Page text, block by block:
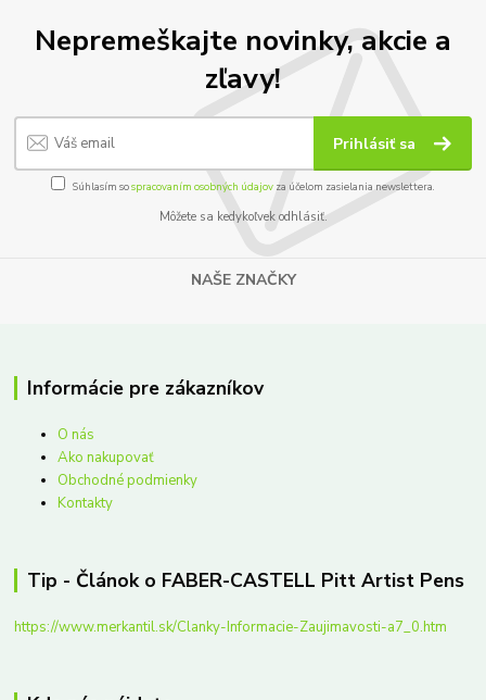
Nepremeškajte novinky, akcie a
zľavy!
Prihlásiť sa
Súhlasím sospracovaním osobných údajov za účelom zasielania newslettera.
Môžete sa kedykoľvek odhlásiť.
NAŠE ZNAČKY
Informácie pre zákazníkov
O nás
Ako nakupovať
Obchodné podmienky
Kontakty
Tip - Článok o FABER-CASTELL Pitt Artist Pens
https://www.merkantil.sk/Clanky-Informacie-Zaujimavosti-a7_0.htm